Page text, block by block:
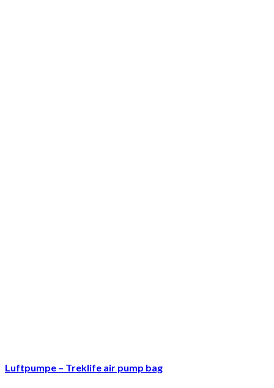
Luftpumpe – Treklife air pump bag